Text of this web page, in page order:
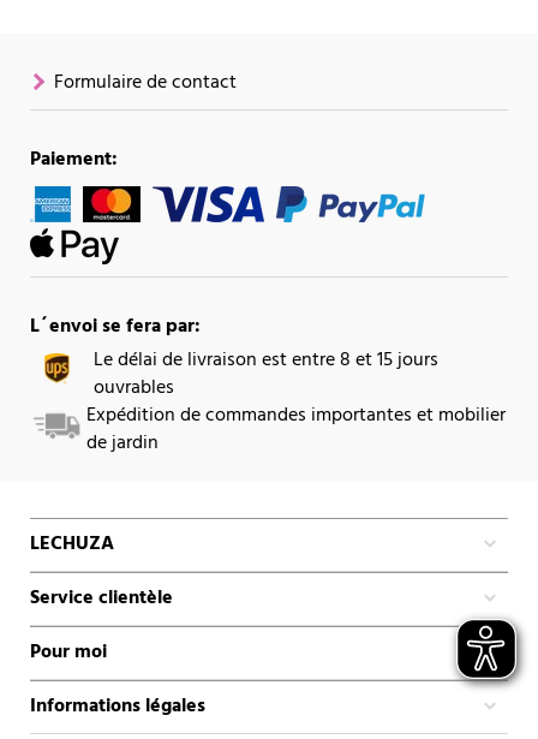
Formulaire de contact
Paiement:
L´envoi se fera par:
Le délai de livraison est entre 8 et 15 jours
ouvrables
Expédition de commandes importantes et mobilier
de jardin
LECHUZA
Service clientèle
Pour moi
Informations légales